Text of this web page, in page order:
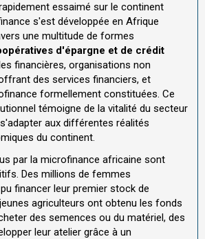
essaimé sur le continent
s'est développée en Afrique
une multitude de formes
d'épargne et de crédit
financières, organisations non
des services financiers, et
formellement constituées. Ce
témoigne de la vitalité du secteur
aux différentes réalités
du continent.
par la microfinance africaine sont
Des millions de femmes
financer leur premier stock de
agriculteurs ont obtenu les fonds
des semences ou du matériel, des
leur atelier grâce à un